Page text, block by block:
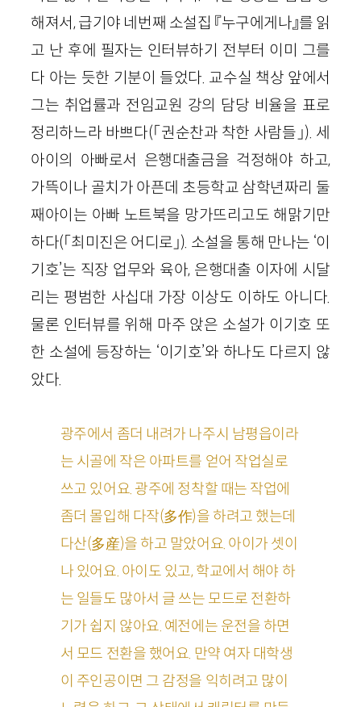
해져서, 급기야 네번째 소설집 『누구에게나』를 읽
고 난 후에 필자는 인터뷰하기 전부터 이미 그를
다 아는 듯한 기분이 들었다. 교수실 책상 앞에서
그는 취업률과 전임교원 강의 담당 비율을 표로
정리하느라 바쁘다(「권순찬과 착한 사람들」). 세
아이의 아빠로서 은행대출금을 걱정해야 하고,
가뜩이나 골치가 아픈데 초등학교 삼학년짜리 둘
째아이는 아빠 노트북을 망가뜨리고도 해맑기만
하다(「최미진은 어디로」). 소설을 통해 만나는 ‘이
기호’는 직장 업무와 육아, 은행대출 이자에 시달
리는 평범한 사십대 가장 이상도 이하도 아니다.
물론 인터뷰를 위해 마주 앉은 소설가 이기호 또
한 소설에 등장하는 ‘이기호’와 하나도 다르지 않
았다.
광주에서 좀더 내려가 나주시 남평읍이라
는 시골에 작은 아파트를 얻어 작업실로
쓰고 있어요. 광주에 정착할 때는 작업에
좀더 몰입해 다작(多作)을 하려고 했는데
다산(多産)을 하고 말았어요. 아이가 셋이
나 있어요. 아이도 있고, 학교에서 해야 하
는 일들도 많아서 글 쓰는 모드로 전환하
기가 쉽지 않아요. 예전에는 운전을 하면
서 모드 전환을 했어요. 만약 여자 대학생
이 주인공이면 그 감정을 익히려고 많이